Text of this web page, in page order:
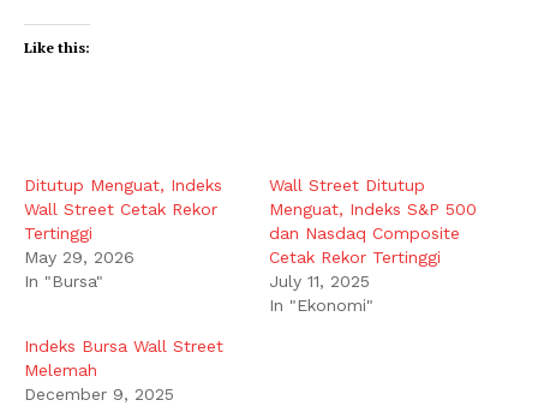
Like this:
Ditutup Menguat, Indeks
Wall Street Cetak Rekor
Tertinggi
May 29, 2026
In "Bursa"
Wall Street Ditutup
Menguat, Indeks S&P 500
dan Nasdaq Composite
Cetak Rekor Tertinggi
July 11, 2025
In "Ekonomi"
Indeks Bursa Wall Street
Melemah
December 9, 2025